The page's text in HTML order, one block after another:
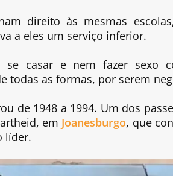
direito às mesmas
a eles um serviço inferior.
se casar e nem fazer sexo
todas as formas, por serem
de 1948 a 1994. Um dos
em Joanesburgo, que
líder.